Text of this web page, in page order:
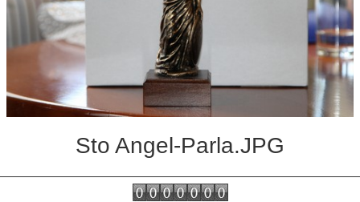
Noticias de interés
Sto Angel-Parla.JPG